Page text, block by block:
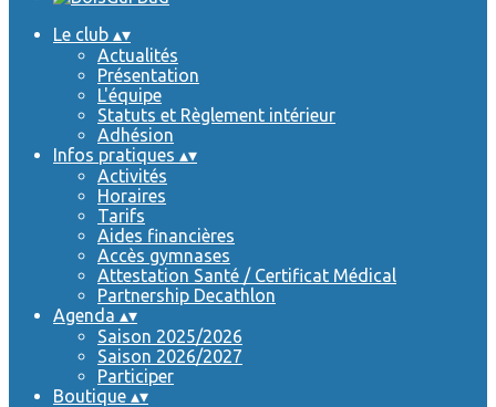
Le club ▴▾
Actualités
Présentation
L'équipe
Statuts et Règlement intérieur
Adhésion
Infos pratiques ▴▾
Activités
Horaires
Tarifs
Aides financières
Accès gymnases
Attestation Santé / Certificat Médical
Partnership Decathlon
Agenda ▴▾
Saison 2025/2026
Saison 2026/2027
Participer
Boutique ▴▾